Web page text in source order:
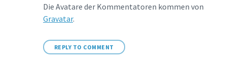
Die Avatare der Kommentatoren kommen von
Gravatar.
REPLY TO COMMENT